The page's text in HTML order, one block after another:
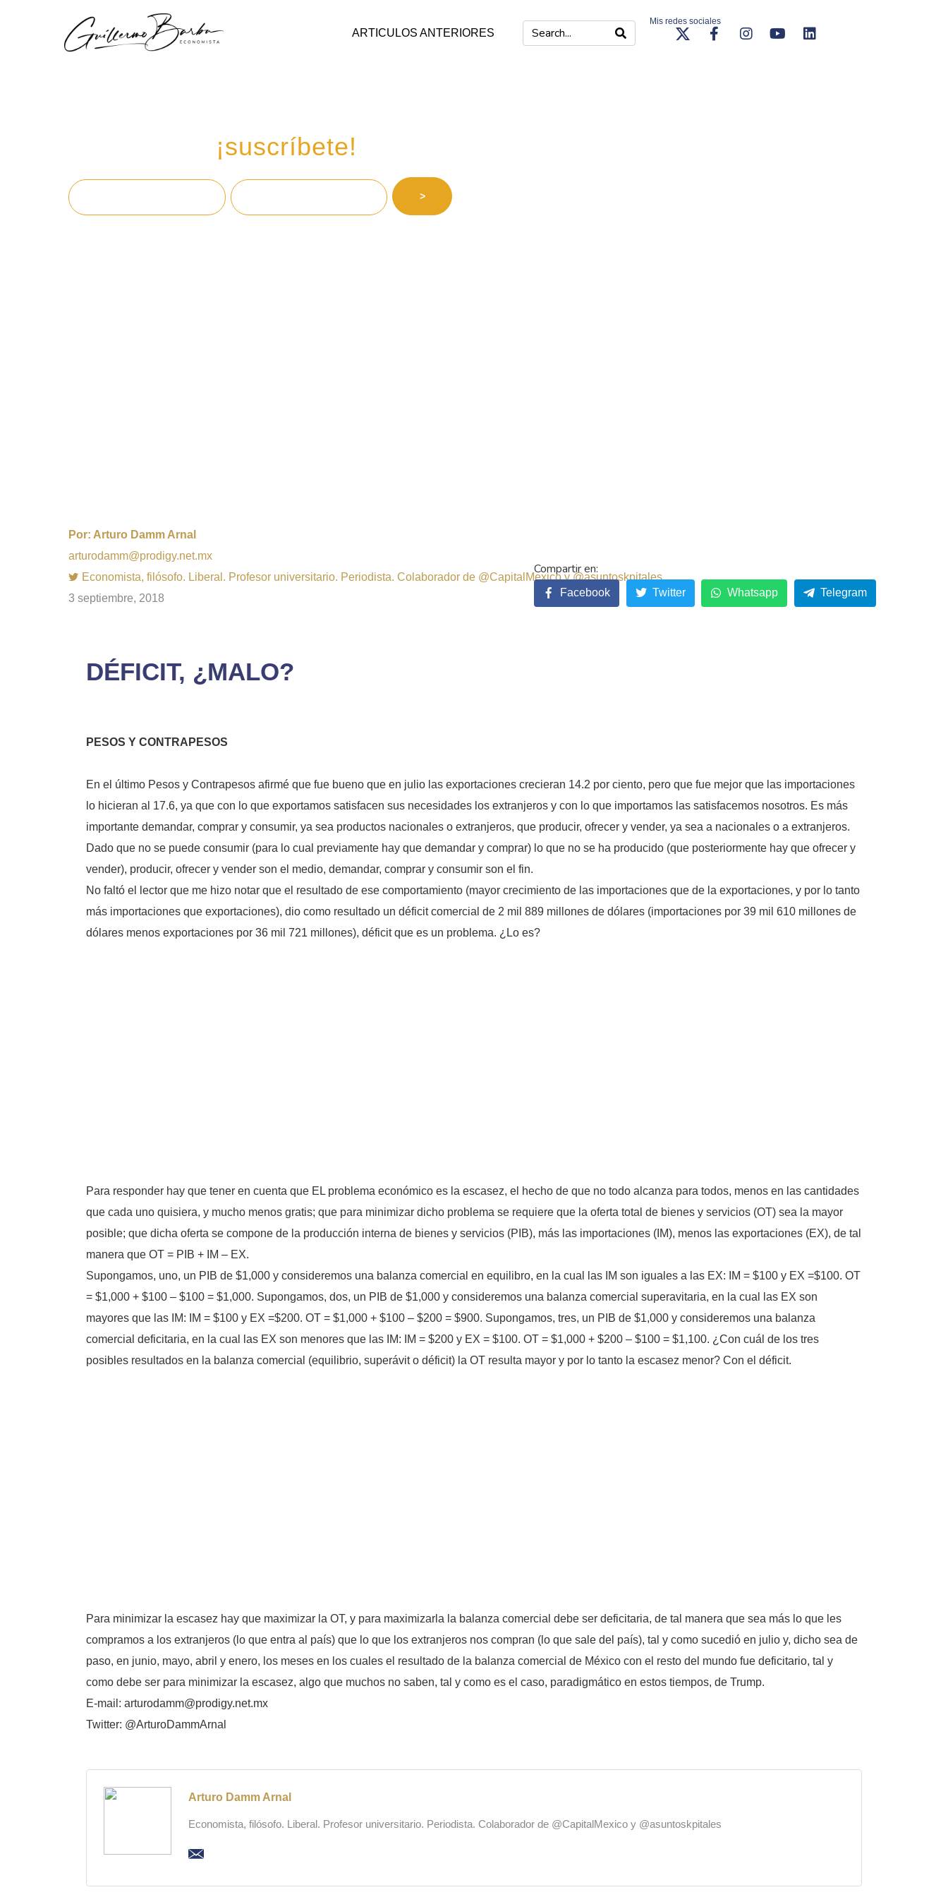
ARTICULOS ANTERIORES
Mis redes sociales
¡suscríbete!
>
Por: Arturo Damm Arnal
arturodamm@prodigy.net.mx
Economista, filósofo. Liberal. Profesor universitario. Periodista. Colaborador de @CapitalMexico y @asuntoskpitales
3 septiembre, 2018
DÉFICIT, ¿MALO?
PESOS Y CONTRAPESOS
En el último Pesos y Contrapesos afirmé que fue bueno que en julio las exportaciones crecieran 14.2 por ciento, pero que fue mejor que las importaciones
lo hicieran al 17.6, ya que con lo que exportamos satisfacen sus necesidades los extranjeros y con lo que importamos las satisfacemos nosotros. Es más
importante demandar, comprar y consumir, ya sea productos nacionales o extranjeros, que producir, ofrecer y vender, ya sea a nacionales o a extranjeros.
Dado que no se puede consumir (para lo cual previamente hay que demandar y comprar) lo que no se ha producido (que posteriormente hay que ofrecer y
vender), producir, ofrecer y vender son el medio, demandar, comprar y consumir son el fin.
No faltó el lector que me hizo notar que el resultado de ese comportamiento (mayor crecimiento de las importaciones que de la exportaciones, y por lo tanto
más importaciones que exportaciones), dio como resultado un déficit comercial de 2 mil 889 millones de dólares (importaciones por 39 mil 610 millones de
dólares menos exportaciones por 36 mil 721 millones), déficit que es un problema. ¿Lo es?
Para responder hay que tener en cuenta que EL problema económico es la escasez, el hecho de que no todo alcanza para todos, menos en las cantidades
que cada uno quisiera, y mucho menos gratis; que para minimizar dicho problema se requiere que la oferta total de bienes y servicios (OT) sea la mayor
posible; que dicha oferta se compone de la producción interna de bienes y servicios (PIB), más las importaciones (IM), menos las exportaciones (EX), de tal
manera que OT = PIB + IM – EX.
Supongamos, uno, un PIB de $1,000 y consideremos una balanza comercial en equilibro, en la cual las IM son iguales a las EX: IM = $100 y EX =$100. OT
= $1,000 + $100 – $100 = $1,000. Supongamos, dos, un PIB de $1,000 y consideremos una balanza comercial superavitaria, en la cual las EX son
mayores que las IM: IM = $100 y EX =$200. OT = $1,000 + $100 – $200 = $900. Supongamos, tres, un PIB de $1,000 y consideremos una balanza
comercial deficitaria, en la cual las EX son menores que las IM: IM = $200 y EX = $100. OT = $1,000 + $200 – $100 = $1,100. ¿Con cuál de los tres
posibles resultados en la balanza comercial (equilibrio, superávit o déficit) la OT resulta mayor y por lo tanto la escasez menor? Con el déficit.
Para minimizar la escasez hay que maximizar la OT, y para maximizarla la balanza comercial debe ser deficitaria, de tal manera que sea más lo que les
compramos a los extranjeros (lo que entra al país) que lo que los extranjeros nos compran (lo que sale del país), tal y como sucedió en julio y, dicho sea de
paso, en junio, mayo, abril y enero, los meses en los cuales el resultado de la balanza comercial de México con el resto del mundo fue deficitario, tal y
como debe ser para minimizar la escasez, algo que muchos no saben, tal y como es el caso, paradigmático en estos tiempos, de Trump.
E-mail: arturodamm@prodigy.net.mx
Twitter: @ArturoDammArnal
Facebook Twitter Whatsapp Telegram
Arturo Damm Arnal
Economista, filósofo. Liberal. Profesor universitario. Periodista. Colaborador de @CapitalMexico y @asuntoskpitales